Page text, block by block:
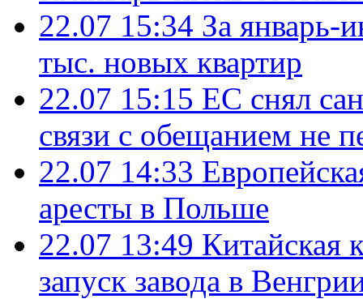
22.07 15:34 За январь-
тыс. новых квартир
22.07 15:15 ЕС снял
связи с обещанием не
22.07 14:33
аресты в Польше
22.07 13:49 Китайская
запуск завода в